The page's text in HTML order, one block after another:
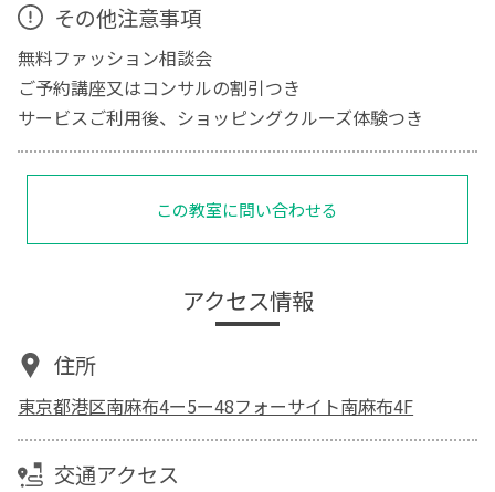
その他注意事項
無料ファッション相談会
ご予約講座又はコンサルの割引つき
サービスご利用後、ショッピングクルーズ体験つき
この教室に問い合わせる
アクセス情報
住所
東京都港区南麻布4ー5ー48フォーサイト南麻布4F
交通アクセス